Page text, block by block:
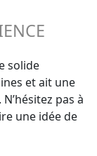
solide
et ait une
pas à
une idée de